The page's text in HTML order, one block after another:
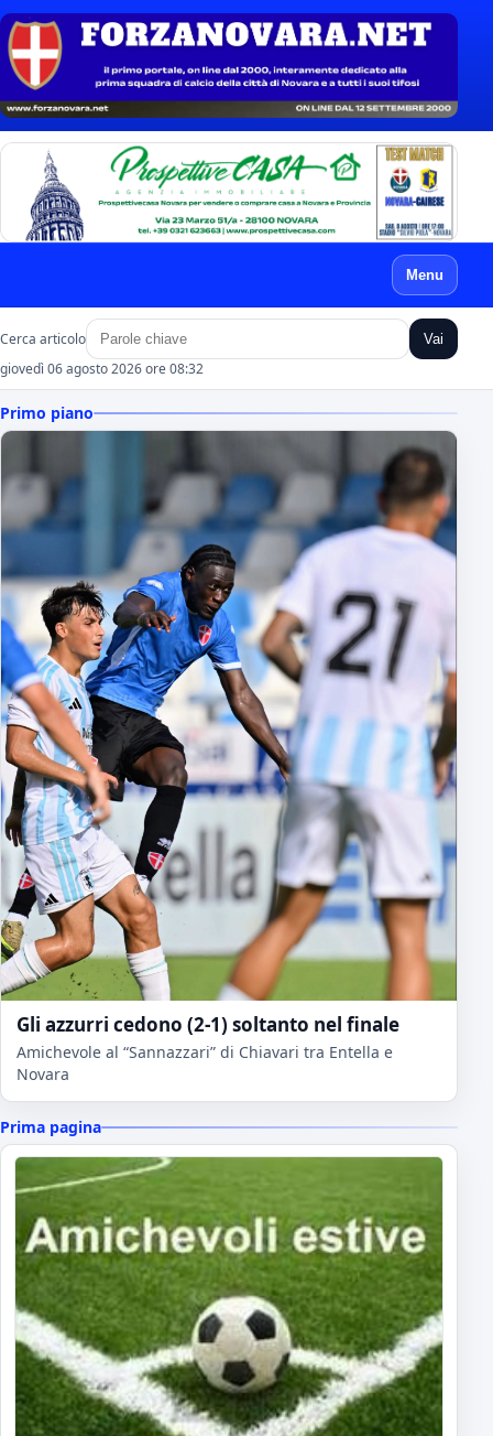
Menu
Cerca articolo Vai
giovedì 06 agosto 2026 ore 08:32
Primo piano
Gli azzurri cedono (2-1) soltanto nel finale
Amichevole al “Sannazzari” di Chiavari tra Entella e
Novara
Prima pagina